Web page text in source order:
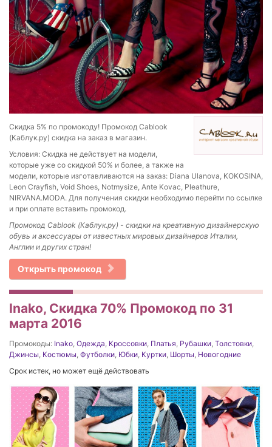
Скидка 5% по промокоду! Промокод Cablook
(Каблук.ру) скидка на заказ в магазин.
Условия: Скидка не действует на модели,
которые уже со скидкой 50% и более, а также на
модели, которые изготавливаются на заказ: Diana Ulanova, KOKOSINA,
Leon Crayfish, Void Shoes, Notmysize, Ante Kovac, Pleathure,
NIRVANA.MODA. Для получения скидки необходимо перейти по ссылке
и при оплате вставить промокод.
Промокод Cablook (Каблук.ру) - скидки на креативную дизайнерскую
обувь и аксессуары от известных мировых дизайнеров Италии,
Англии и других стран!
Открыть промокод
Inako, Скидка 70% Промокод по 31
марта 2016
Промокоды: Inako Одежда Кроссовки Платья Рубашки Толстовки
Джинсы Костюмы Футболки Юбки Куртки Шорты Новогодние
Срок истек, но может ещё действовать